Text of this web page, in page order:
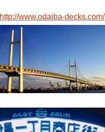
http://www.odaiba-decks.com/